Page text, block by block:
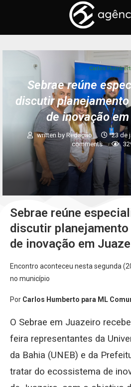
Carlos
Sebrae reúne
discutir
de inovação
written by Redação 23 de
comments
Sebrae reúne
discutir
de inovação em
Encontro aconteceu nesta segunda
no município
Por Carlos Humberto para ML
O Sebrae em Juazeiro
feira representantes da
da Bahia (UNEB) e da
tratar do ecossistema de